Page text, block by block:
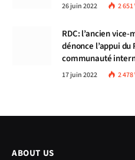
26 juin 2022 2 651
RDC: l’ancien
dénonce l’appui
communauté
17 juin 2022 2 478
ABOUT US